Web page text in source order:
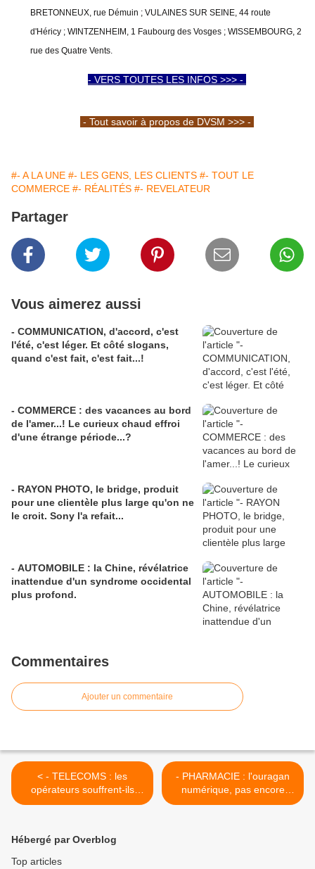
BRETONNEUX, rue Démuin ; VULAINES SUR SEINE, 44 route
d'Héricy ; WINTZENHEIM, 1 Faubourg des Vosges ; WISSEMBOURG, 2
rue des Quatre Vents.
- VERS TOUTES LES INFOS >>> -
- Tout savoir à propos de DVSM >>> -
#- A LA UNE #- LES GENS, LES CLIENTS #- TOUT LE
COMMERCE #- RÉALITÉS #- REVELATEUR
Partager
Vous aimerez aussi
- COMMUNICATION, d'accord, c'est
l'été, c'est léger. Et côté slogans,
quand c'est fait, c'est fait...!
- COMMERCE : des vacances au bord
de l'amer...! Le curieux chaud effroi
d'une étrange période...?
- RAYON PHOTO, le bridge, produit
pour une clientèle plus large qu'on ne
le croit. Sony l'a refait...
- AUTOMOBILE : la Chine, révélatrice
inattendue d'un syndrome occidental
plus profond.
Commentaires
Ajouter un commentaire
< - TELECOMS : les
opérateurs souffrent-ils
d'insomnies en songeant à
- PHARMACIE : l'ouragan
numérique, pas encore
annoncé, soufflera,
Hébergé par Overblog
Top articles